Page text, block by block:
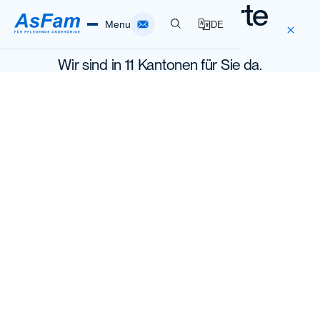
Menu DE
Unsere Standorte
Wir sind in 11 Kantonen für Sie da.